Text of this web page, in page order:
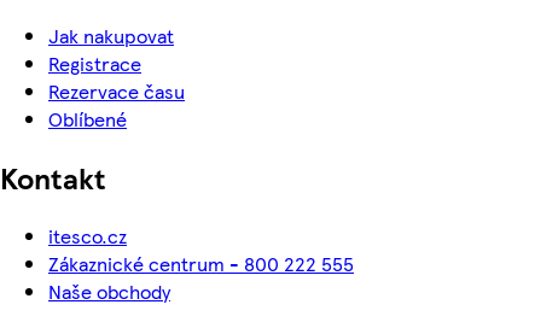
Jak nakupovat
Registrace
Rezervace času
Oblíbené
Kontakt
itesco.cz
Zákaznické centrum - 800 222 555
Naše obchody